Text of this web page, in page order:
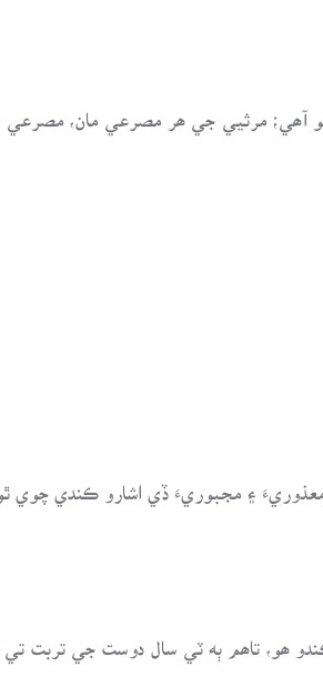
آھي؛ مرثيي جي ھر مصرعي مان، مصرعي
معذوريءَ ۽ مجبوريءَ ڏي اشارو ڪندي چوي
ھو، تاھم ٻه ٽي سال دوست جي تربت تي